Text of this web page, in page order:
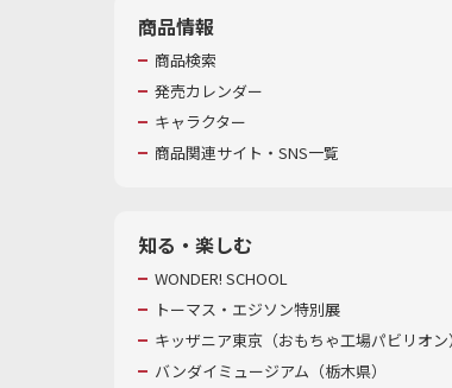
商品情報
商品検索
発売カレンダー
キャラクター
商品関連サイト・SNS一覧
知る・楽しむ
WONDER! SCHOOL
トーマス・エジソン特別展
キッザニア東京（おもちゃ工場パビリオ
バンダイミュージアム（栃木県）